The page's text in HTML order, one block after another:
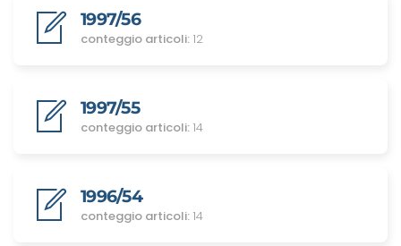
1997/56
conteggio articoli: 12
1997/55
conteggio articoli: 14
1996/54
conteggio articoli: 14